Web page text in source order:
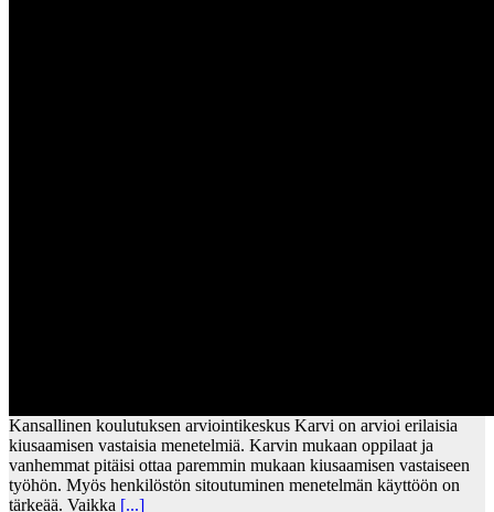
Kansallinen koulutuksen arviointikeskus Karvi on arvioi erilaisia
kiusaamisen vastaisia menetelmiä. Karvin mukaan oppilaat ja
vanhemmat pitäisi ottaa paremmin mukaan kiusaamisen vastaiseen
työhön. Myös henkilöstön sitoutuminen menetelmän käyttöön on
tärkeää. Vaikka [...]